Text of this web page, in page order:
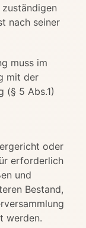
nach seiner
muss im
mit der
(§ 5 Abs.1)
oder
erforderlich
und
Bestand,
werden.